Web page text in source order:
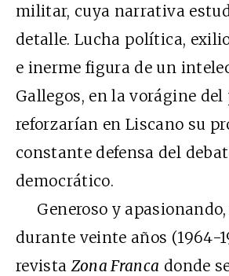
militar, cuya narrativa
detalle. Lucha política,
e inerme figura de un
Gallegos, en la vorágine del
reforzarían en Liscano su
constante defensa del
democrático.
Generoso y
durante veinte años (1964-
revista Zona Franca donde